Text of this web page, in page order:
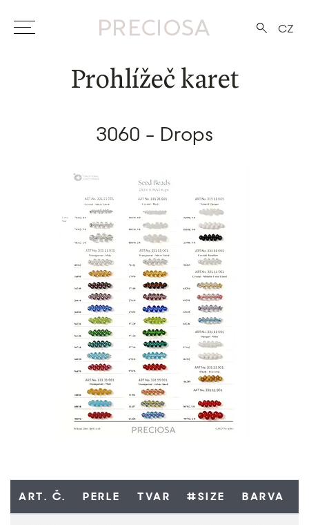
CZ
Prohlížeč karet
3060 - Drops
ART. Č. PERLE TVAR #SIZE BARVA